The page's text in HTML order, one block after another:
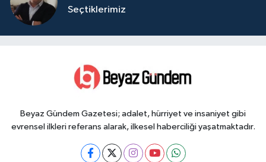
Seçtiklerimiz
Beyaz Gündem Gazetesi; adalet, hürriyet ve insaniyet gibi
evrensel ilkleri referans alarak, ilkesel haberciliği yaşatmaktadır.